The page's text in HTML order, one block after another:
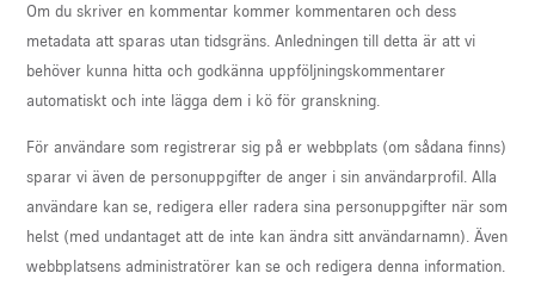
Om du skriver en kommentar kommer kommentaren och dess
metadata att sparas utan tidsgräns. Anledningen till detta är att vi
behöver kunna hitta och godkänna uppföljningskommentarer
automatiskt och inte lägga dem i kö för granskning.
För användare som registrerar sig på er webbplats (om sådana finns)
sparar vi även de personuppgifter de anger i sin användarprofil. Alla
användare kan se, redigera eller radera sina personuppgifter när som
helst (med undantaget att de inte kan ändra sitt användarnamn). Även
webbplatsens administratörer kan se och redigera denna information.